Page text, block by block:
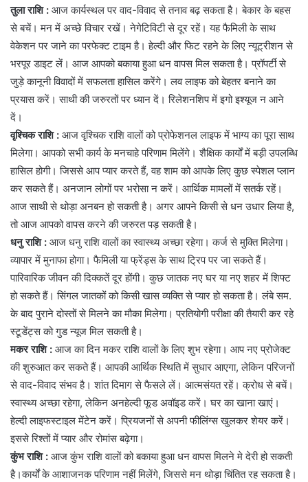
तुला राशि : आज कार्यस्थल पर वाद-विवाद से तनाव बढ़ सकता है। बेकार के बहस
से बचें। मन में अच्छे विचार रखें। नेगेटिविटी से दूर रहें। यह फैमिली के साथ
वेकेशन पर जाने का परफेक्ट टाइम है। हेल्दी और फिट रहने के लिए न्यूट्रीशन से
भरपूर डाइट लें। आज आपको बकाया हुआ धन वापस मिल सकता है। प्रॉपर्टी से
जुड़े कानूनी विवादों में सफलता हासिल करेंगे। लव लाइफ को बेहतर बनाने का
प्रयास करें। साथी की जरुरतों पर ध्यान दें। रिलेशनशिप में इगो इश्यूज न आने
दें।
वृश्चिक राशि : आज वृश्चिक राशि वालों को प्रोफेशनल लाइफ में भाग्य का पूरा साथ
मिलेगा। आपको सभी कार्य के मनचाहे परिणाम मिलेंगे। शैक्षिक कार्यों में बड़ी उपलब्धि
हासिल होगी। जिससे आप प्यार करते हैं, वह शाम को आपके लिए कुछ स्पेशल प्लान
कर सकते हैं। अनजान लोगों पर भरोसा न करें। आर्थिक मामलों में सतर्क रहें।
आज साथी से थोड़ा अनबन हो सकती है। अगर आपने किसी से धन उधार लिया है,
तो आज आपको वापस करने की जरुरत पड़ सकती है।
धनु राशि : आज धनु राशि वालों का स्वास्थ्य अच्छा रहेगा। कर्ज से मुक्ति मिलेगा।
व्यापार में मुनाफा होगा। फैमिली या फ्रेंड्स के साथ ट्रिप पर जा सकते हैं।
पारिवारिक जीवन की दिक्कतें दूर होंगी। कुछ जातक नए घर या नए शहर में शिफ्ट
हो सकते हैं। सिंगल जातकों को किसी खास व्यक्ति से प्यार हो सकता है। लंबे सम.
के बाद पुराने दोस्तों से मिलने का मौका मिलेगा। प्रतियोगी परीक्षा की तैयारी कर रहे
स्टूडेंट्स को गुड न्यूज मिल सकती है।
मकर राशि : आज का दिन मकर राशि वालों के लिए शुभ रहेगा। आप नए प्रोजेक्ट
की शुरुआत कर सकते हैं। आपकी आर्थिक स्थिति में सुधार आएगा, लेकिन परिजनों
से वाद-विवाद संभव है। शांत दिमाग से फैसले लें। आत्मसंयत रहें। क्रोध से बचें।
स्वास्थ्य अच्छा रहेगा, लेकिन अनहेल्दी फूड अवॉइड करें। घर का खाना खाएं।
हेल्दी लाइफस्टाइल मेंटेन करें। प्रियजनों से अपनी फीलिंग्स खुलकर शेयर करें।
इससे रिश्तों में प्यार और रोमांस बढ़ेगा।
कुंभ राशि : आज कुंभ राशि वालों को बकाया हुआ धन वापस मिलने मे देरी हो सकती
है।कार्यों के आशाजनक परिणाम नहीं मिलेंगे, जिससे मन थोड़ा चिंतित रह सकता है।